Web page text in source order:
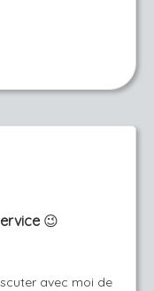
😉
avec moi de